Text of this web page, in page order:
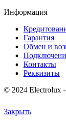
Информация
Гарантия
Обмен и
Контакты
Реквизиты
© 2024 Electrolux
Закрыть